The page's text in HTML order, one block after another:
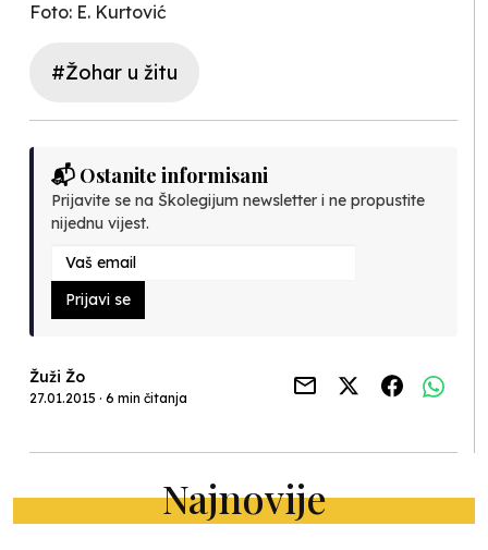
Foto: E. Kurtović
#Žohar u žitu
📬 Ostanite informisani
Prijavite se na Školegijum newsletter i ne propustite
nijednu vijest.
Prijavi se
Žuži Žo
27.01.2015 · 6 min čitanja
Najnovije